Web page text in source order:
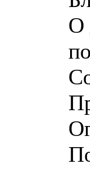
О